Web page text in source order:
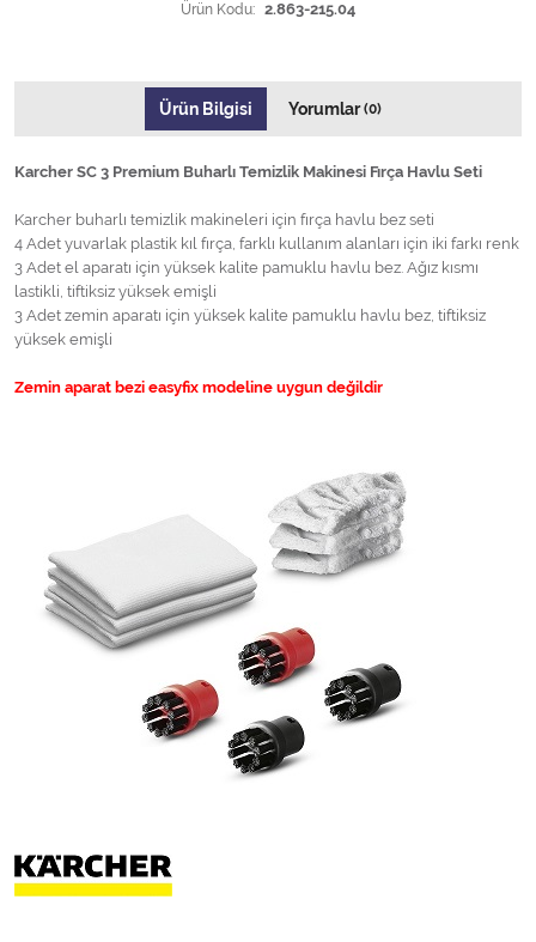
Ürün Kodu: 2.863-215.04
Ürün Bilgisi Yorumlar(0)
Karcher SC 3 Premium Buharlı Temizlik Makinesi Fırça Havlu Seti
Karcher buharlı temizlik makineleri için fırça havlu bez seti
4 Adet yuvarlak plastik kıl fırça, farklı kullanım alanları için iki farkı renk
3 Adet el aparatı için yüksek kalite pamuklu havlu bez. Ağız kısmı
lastikli, tiftiksiz yüksek emişli
3 Adet zemin aparatı için yüksek kalite pamuklu havlu bez, tiftiksiz
yüksek emişli
Zemin aparat bezi easyfix modeline uygun değildir